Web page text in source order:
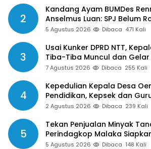
2
Kandang Ayam BUMDes Renrua Terbengkalai,
Anselmus Luan: SPJ Belum
Aparat Desa Sejak Januari
5 Agustus 2026 Dibaca 471 Kali
3
Usai Kunker DPRD NTT,
Tiba-Tiba Muncul dan
Guru Pertanyakan Hak 15
7 Agustus 2026 Dibaca 255 Kali
4
Kepedulian Kepala Desa
Pendidikan, Kepsek dan
Apresiasi
2 Agustus 2026 Dibaca 239 Kali
5
Tekan Penjualan Minyak
Perindagkop Malaka
Nomor Pengaduan
5 Agustus 2026 Dibaca 148 Kali